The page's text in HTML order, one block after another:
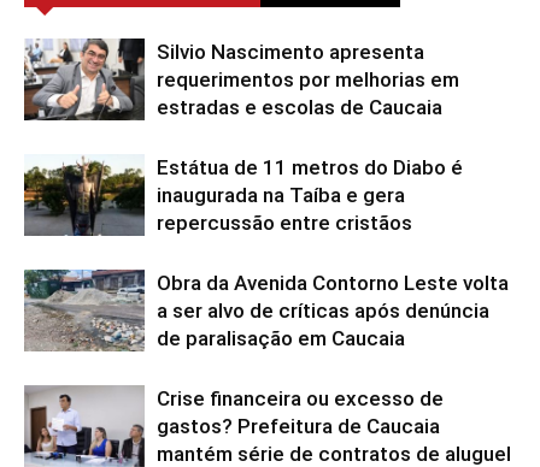
Silvio Nascimento apresenta
requerimentos por melhorias em
estradas e escolas de Caucaia
Estátua de 11 metros do Diabo é
inaugurada na Taíba e gera
repercussão entre cristãos
Obra da Avenida Contorno Leste volta
a ser alvo de críticas após denúncia
de paralisação em Caucaia
Crise financeira ou excesso de
gastos? Prefeitura de Caucaia
mantém série de contratos de aluguel